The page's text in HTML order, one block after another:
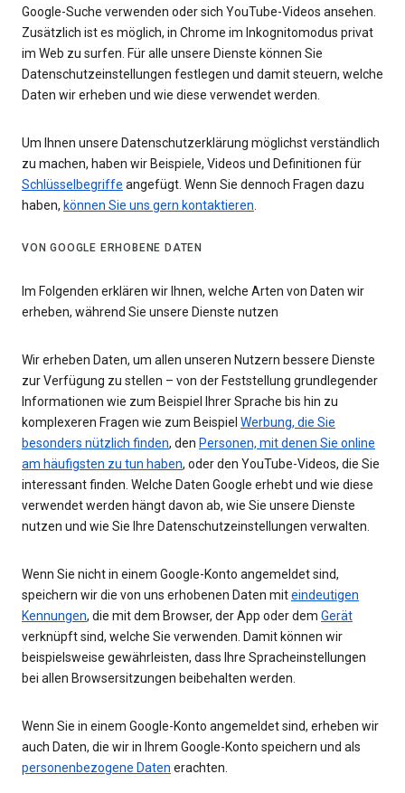
Google-Suche verwenden oder sich YouTube-Videos ansehen.
Zusätzlich ist es möglich, in Chrome im Inkognitomodus privat
im Web zu surfen. Für alle unsere Dienste können Sie
Datenschutzeinstellungen festlegen und damit steuern, welche
Daten wir erheben und wie diese verwendet werden.
Um Ihnen unsere Datenschutzerklärung möglichst verständlich
zu machen, haben wir Beispiele, Videos und Definitionen für
Schlüsselbegriffe angefügt. Wenn Sie dennoch Fragen dazu
haben, können Sie uns gern kontaktieren.
VON GOOGLE ERHOBENE DATEN
Im Folgenden erklären wir Ihnen, welche Arten von Daten wir
erheben, während Sie unsere Dienste nutzen
Wir erheben Daten, um allen unseren Nutzern bessere Dienste
zur Verfügung zu stellen – von der Feststellung grundlegender
Informationen wie zum Beispiel Ihrer Sprache bis hin zu
komplexeren Fragen wie zum Beispiel Werbung, die Sie
besonders nützlich finden, den Personen, mit denen Sie online
am häufigsten zu tun haben, oder den YouTube-Videos, die Sie
interessant finden. Welche Daten Google erhebt und wie diese
verwendet werden hängt davon ab, wie Sie unsere Dienste
nutzen und wie Sie Ihre Datenschutzeinstellungen verwalten.
Wenn Sie nicht in einem Google-Konto angemeldet sind,
speichern wir die von uns erhobenen Daten miteindeutigen
Kennungen, die mit dem Browser, der App oder dem Gerät
verknüpft sind, welche Sie verwenden. Damit können wir
beispielsweise gewährleisten, dass Ihre Spracheinstellungen
bei allen Browsersitzungen beibehalten werden.
Wenn Sie in einem Google-Konto angemeldet sind, erheben wir
auch Daten, die wir in Ihrem Google-Konto speichern und als
personenbezogene Daten erachten.